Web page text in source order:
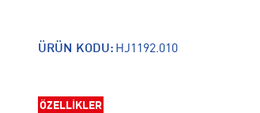
ÜRÜN KODU: HJ1192.010
ÖZELLİKLER